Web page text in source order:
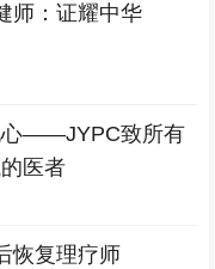
师：证耀中华
心——JYPC致所有
医者
恢复理疗师